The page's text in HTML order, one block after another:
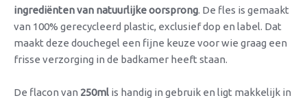
ingrediënten van natuurlijke oorsprong. De fles is gemaakt
van 100% gerecycleerd plastic, exclusief dop en label. Dat
maakt deze douchegel een fijne keuze voor wie graag een
frisse verzorging in de badkamer heeft staan.
De flacon van 250ml is handig in gebruik en ligt makkelijk in